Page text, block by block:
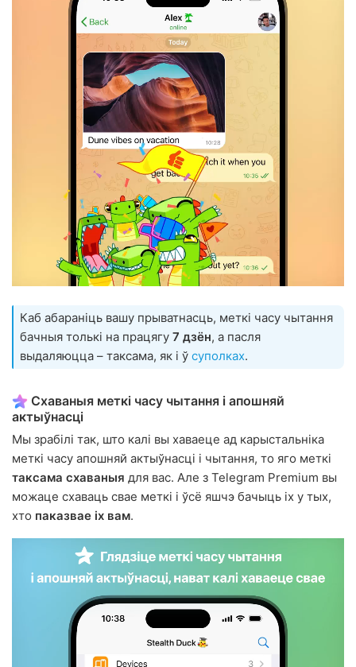
Каб абараніць вашу прыватнасць, меткі часу чытання
бачныя толькі на працягу 7 дзён, а пасля
выдаляюцца – таксама, як і ў суполках.
Схаваныя меткі часу чытання і апошняй
актыўнасці
Мы зрабілі так, што калі вы хаваеце ад карыстальніка
меткі часу апошняй актыўнасці і чытання, то яго меткі
таксама схаваныя для вас. Але з Telegram Premium вы
можаце схаваць свае меткі і ўсё яшчэ бачыць іх у тых,
хто паказвае іх вам.